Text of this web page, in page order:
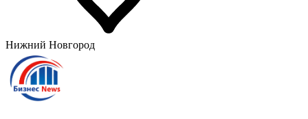
Нижний Новгород